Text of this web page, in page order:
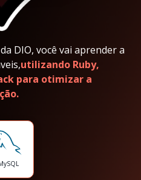
DIO, você vai aprender a
utilizando Ruby,
para otimizar a